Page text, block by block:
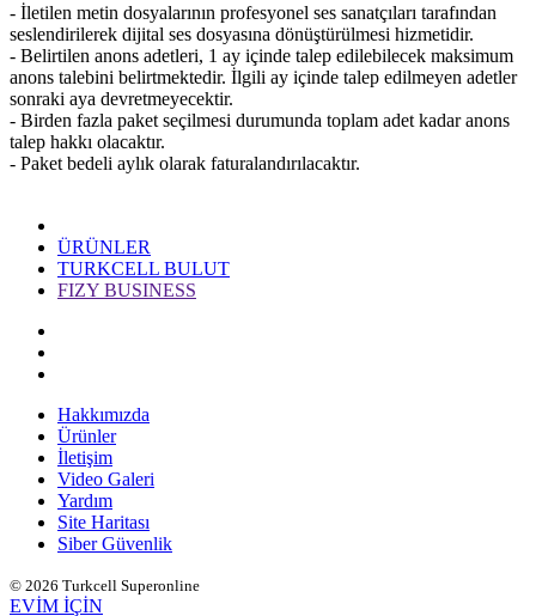
- İletilen metin dosyalarının profesyonel ses sanatçıları tarafından
seslendirilerek dijital ses dosyasına dönüştürülmesi hizmetidir.
- Belirtilen anons adetleri, 1 ay içinde talep edilebilecek maksimum
anons talebini belirtmektedir. İlgili ay içinde talep edilmeyen adetler
sonraki aya devretmeyecektir.
- Birden fazla paket seçilmesi durumunda toplam adet kadar anons
talep hakkı olacaktır.
- Paket bedeli aylık olarak faturalandırılacaktır.
ÜRÜNLER
TURKCELL BULUT
FIZY BUSINESS
Hakkımızda
Ürünler
İletişim
Video Galeri
Yardım
Site Haritası
Siber Güvenlik
© 2026 Turkcell Superonline
EVİM İÇİN